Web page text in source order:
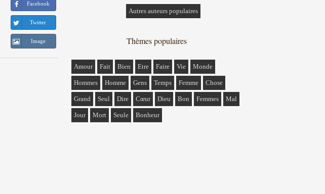
Facebook
Twitter
Image
Autres auteurs populaires
Thèmes populaires
Amour Fait Bien Etre Faire Vie Monde
Hommes Homme Gens Temps Femme Chose
Grand Seul Dire Cœur Dieu Bon Femmes Mal
Jour Mort Seule Bonheur